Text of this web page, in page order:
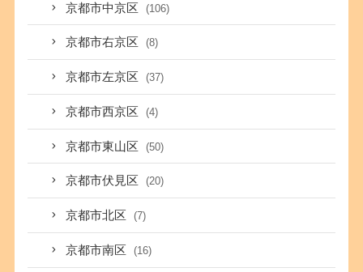
京都市中京区 (106)
京都市右京区 (8)
京都市左京区 (37)
京都市西京区 (4)
京都市東山区 (50)
京都市伏見区 (20)
京都市北区 (7)
京都市南区 (16)